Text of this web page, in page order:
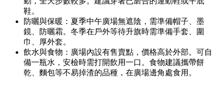
鞋。
防曬與保暖：夏季中午廣場無遮陰，需準備帽子、墨
鏡、防曬霜。冬季在戶外等待升旗時需準備手套、圍
巾、厚外套。
飲水與食物：廣場內設有售賣點，價格高於外部。可自
備一瓶水，安檢時需打開飲用一口。食物建議攜帶餅
乾、麵包等不易掉渣的品種，在廣場邊角處食用。